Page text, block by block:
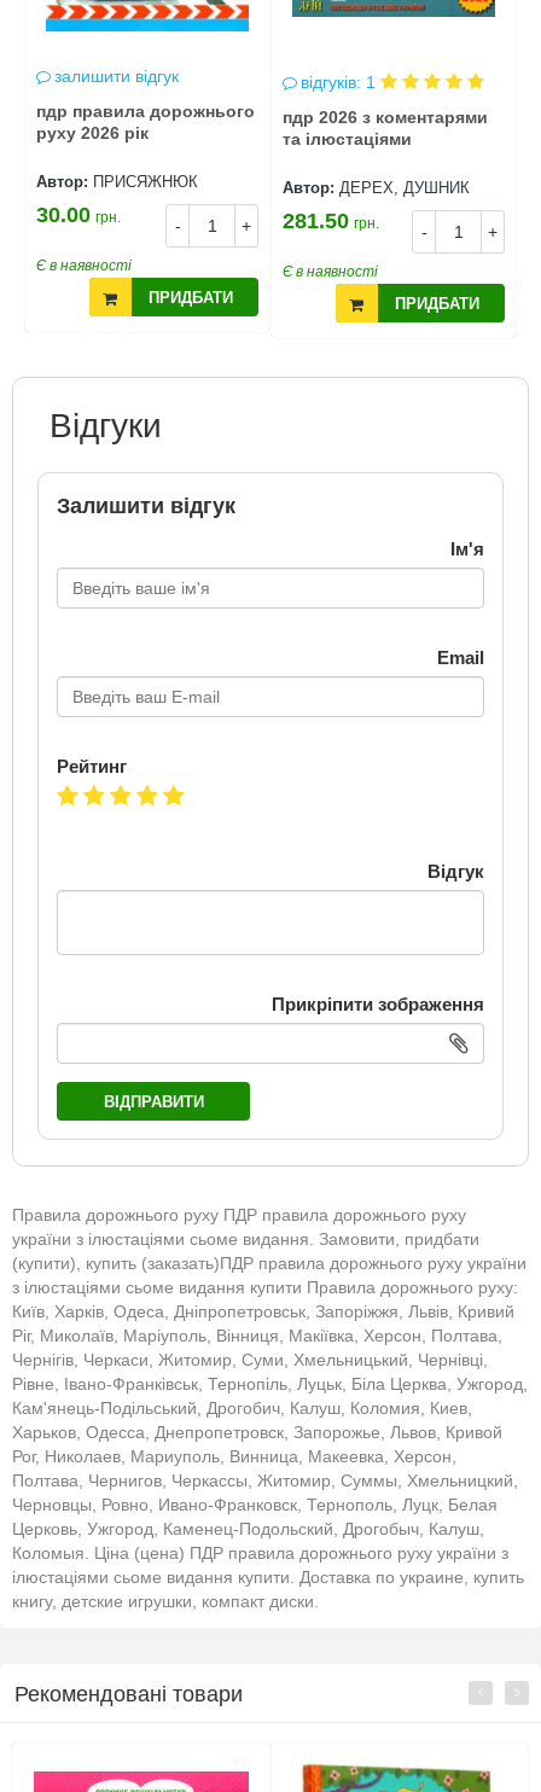
залишити відгук
пдр правила дорожнього
руху 2026 рік
Автор: ПРИСЯЖНЮК
- +
30.00 грн.
Є в наявності
ПРИДБАТИ
відгуків: 1
пдр 2026 з коментарями
та ілюстаціями
Автор: ДЕРЕХ, ДУШНИК
- +
281.50 грн.
Є в наявності
ПРИДБАТИ
Відгуки
Залишити відгук
Ім'я
Email
Рейтинг
Відгук
Прикріпити зображення
ВІДПРАВИТИ
Правила дорожнього руху ПДР правила дорожнього руху
україни з ілюстаціями сьоме видання. Замовити, придбати
(купити), купить (заказать)ПДР правила дорожнього руху україни
з ілюстаціями сьоме видання купити Правила дорожнього руху:
Київ, Харків, Одеса, Дніпропетровськ, Запоріжжя, Львів, Кривий
Ріг, Миколаїв, Маріуполь, Вінниця, Макіївка, Херсон, Полтава,
Чернігів, Черкаси, Житомир, Суми, Хмельницький, Чернівці,
Рівне, Івано-Франківськ, Тернопіль, Луцьк, Біла Церква, Ужгород,
Кам'янець-Подільський, Дрогобич, Калуш, Коломия, Киев,
Харьков, Одесса, Днепропетровск, Запорожье, Львов, Кривой
Рог, Николаев, Мариуполь, Винница, Макеевка, Херсон,
Полтава, Чернигов, Черкассы, Житомир, Суммы, Хмельницкий,
Черновцы, Ровно, Ивано-Франковск, Тернополь, Луцк, Белая
Церковь, Ужгород, Каменец-Подольский, Дрогобыч, Калуш,
Коломыя. Ціна (цена) ПДР правила дорожнього руху україни з
ілюстаціями сьоме видання купити. Доставка по украине, купить
книгу, детские игрушки, компакт диски.
Рекомендовані товари